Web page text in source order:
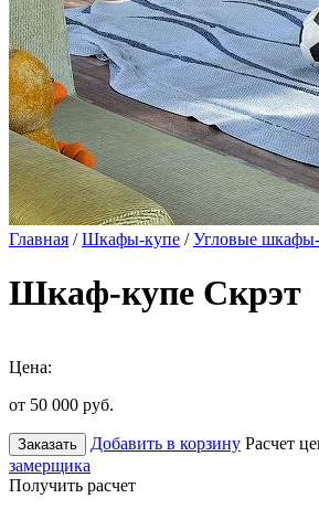
Главная /Шкафы-купе /Угловые
Шкаф-купе Скрэт
Цена:
от 50 000 руб.
Заказать Добавить в корзину Расчет
замерщика
Получить расчет